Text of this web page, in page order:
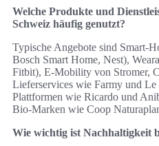
Welche Produkte und
Schweiz häufig genutzt?
Typische Angebote sind Smart-
Bosch Smart Home, Nest),
Fitbit), E‑Mobility von Stromer,
Lieferservices wie Farmy und
Plattformen wie Ricardo und
Bio-Marken wie Coop
Wie wichtig ist Nachhaltigkeit